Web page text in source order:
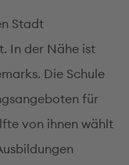
Stadt
In der Nähe ist
Die Schule
für
von ihnen wählt